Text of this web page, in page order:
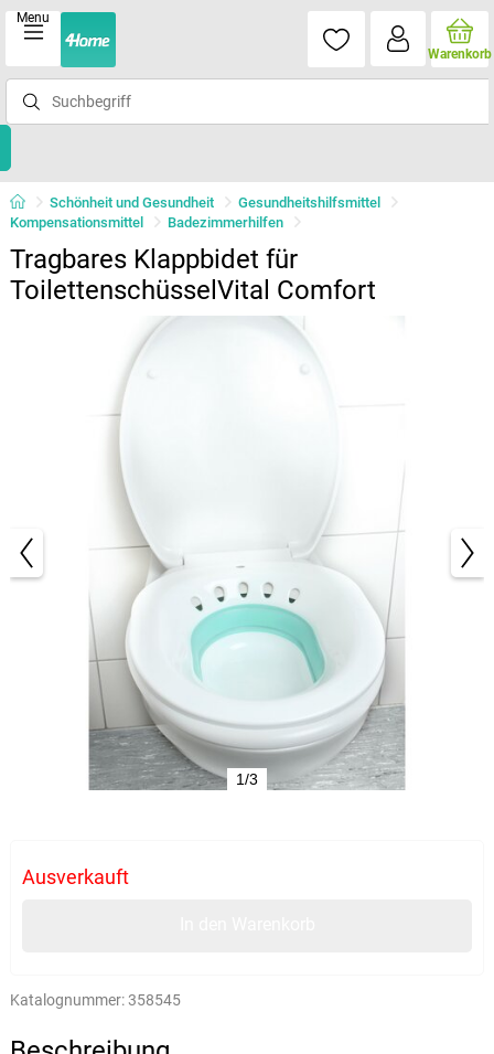
Menu
Warenkorb
Schönheit und Gesundheit
Gesundheitshilfsmittel
Kompensationsmittel
Badezimmerhilfen
Tragbares Klappbidet für
ToilettenschüsselVital Comfort
1/3
Ausverkauft
Katalognummer:358545